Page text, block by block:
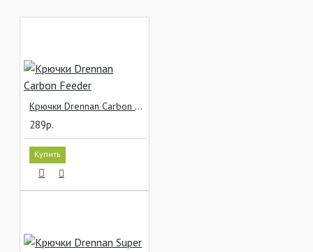
Крючки Drennan Carbon Feeder
289р.
Купить